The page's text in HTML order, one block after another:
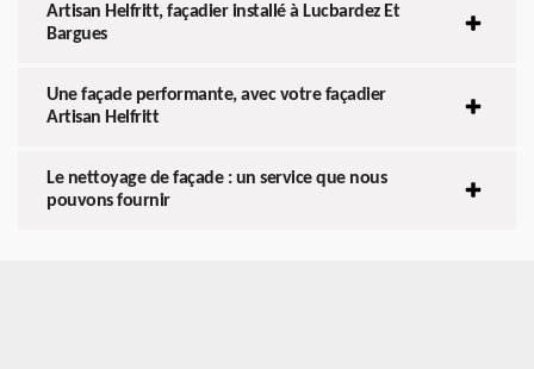
Artisan Helfritt, façadier installé à Lucbardez Et
Bargues
Une façade performante, avec votre façadier
Artisan Helfritt
Le nettoyage de façade : un service que nous
pouvons fournir